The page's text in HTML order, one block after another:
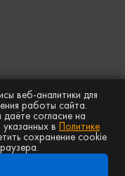
веб-аналитики для
работы сайта.
согласие на
в Политике
сохранение cookie